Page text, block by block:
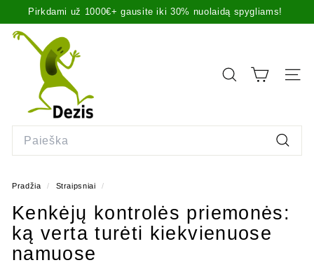
Praleisti
Pristabdyti
Pirkdami už 1000€+ gausite iki 30% nuolaidą spygliams!
D
l
PAIEŠKA
Pradžia / Straipsniai /
Kenkėjų kontrolės priemonės:
ką verta turėti kiekvienuose
namuose